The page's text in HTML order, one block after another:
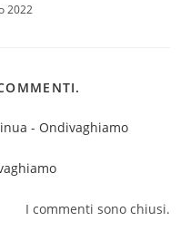
2022
- Ondivaghiamo
I commenti sono chiusi.